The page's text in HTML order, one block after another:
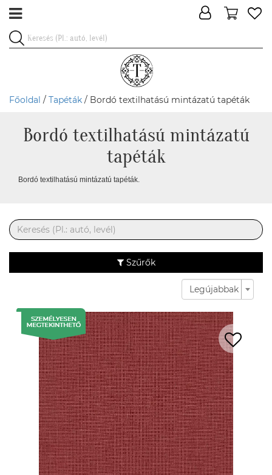
Főoldal / Tapéták / Bordó textilhatású mintázatú tapéták
Bordó textilhatású mintázatú
tapéták
Bordó textilhatású mintázatú tapéták.
Szűrők
Legújabbak